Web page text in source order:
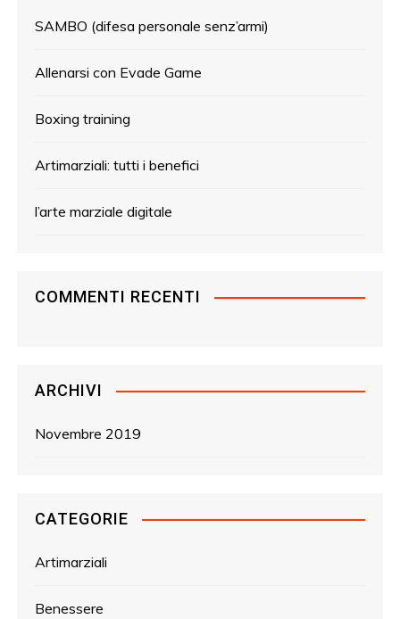
SAMBO (difesa personale senz’armi)
Allenarsi con Evade Game
Boxing training
Artimarziali: tutti i benefici
l’arte marziale digitale
COMMENTI RECENTI
ARCHIVI
Novembre 2019
CATEGORIE
Artimarziali
Benessere